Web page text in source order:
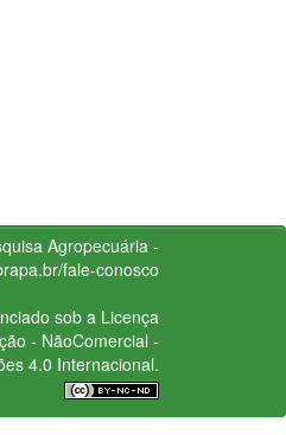
Agropecuária -
fale-conosco
sob a Licença
- NãoComercial -
4.0 Internacional.